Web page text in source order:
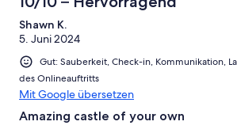
Shawn K.
5. Juni 2024
Gut: Sauberkeit, Check-in, Kommunikation,
des Onlineauftritts
Mit Google übersetzen
Amazing castle of your own